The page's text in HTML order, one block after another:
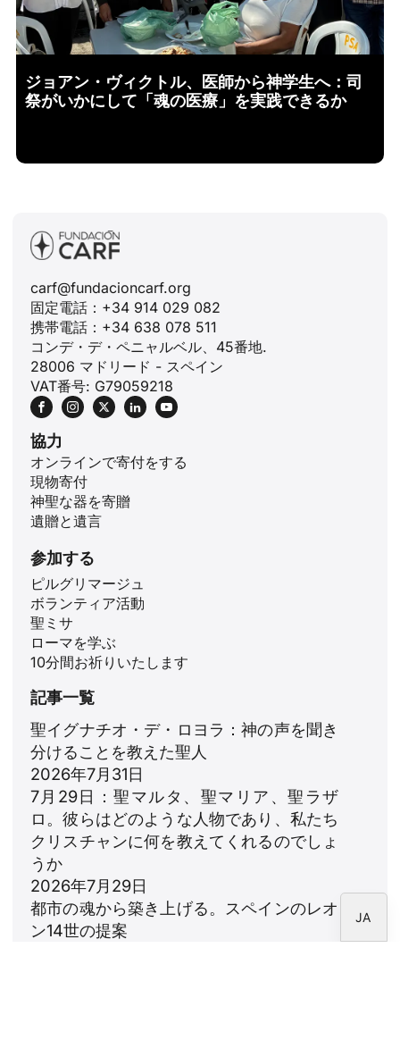
ジョアン・ヴィクトル、医師から神学生へ：司
祭がいかにして「魂の医療」を実践できるか
carf@fundacioncarf.org
固定電話：+34 914 029 082
携帯電話：+34 638 078 511
コンデ・デ・ペニャルベル、45番地.
28006 マドリード - スペイン
VAT番号: G79059218
協力
オンラインで寄付をする
現物寄付
神聖な器を寄贈
遺贈と遺言
参加する
ピルグリマージュ
ボランティア活動
聖ミサ
ローマを学ぶ
10分間お祈りいたします
記事一覧
聖イグナチオ・デ・ロヨラ：神の声を聞き
分けることを教えた聖人
2026年7月31日
7月29日：聖マルタ、聖マリア、聖ラザ
ロ。彼らはどのような人物であり、私たち
クリスチャンに何を教えてくれるのでしょ
うか
2026年7月29日
都市の魂から築き上げる。スペインのレオ
ン14世の提案
JA